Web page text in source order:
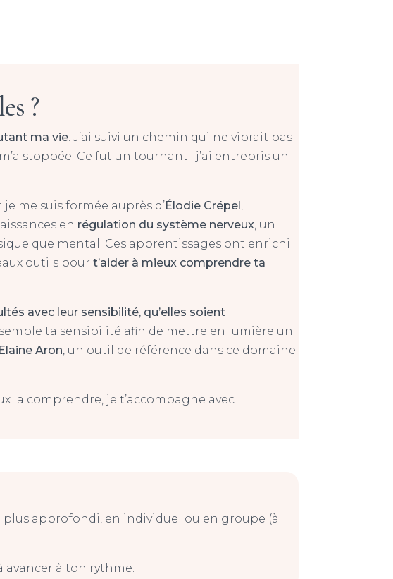
?
ma vie. J’ai suivi un chemin qui ne vibrait pas
stoppée. Ce fut un tournant : j’ai entrepris un
me suis formée auprès d’Élodie Crépel ,
en régulation du système nerveux, un
que mental. Ces apprentissages ont enrichi
outils pourt’aider à mieux comprendre ta
avec leur sensibilité, qu’elles soient
ta sensibilité afin de mettre en lumière un
Aron, un outil de référence dans ce domaine.
la comprendre, je t’accompagne avec
approfondi, en individuel ou en groupe (à
avancer à ton rythme.